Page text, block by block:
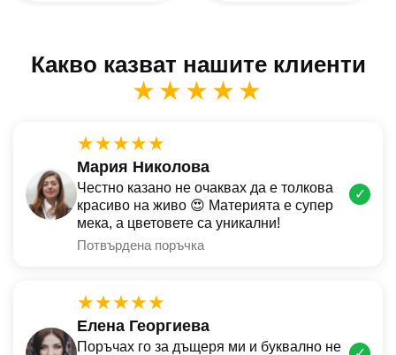
Какво казват нашите клиенти
★★★★★
★★★★★
Мария Николова
Честно казано не очаквах да е толкова
красиво на живо 😍 Материята е супер
мека, а цветовете са уникални!
Потвърдена поръчка
✓
★★★★★
Елена Георгиева
Поръчах го за дъщеря ми и буквално не